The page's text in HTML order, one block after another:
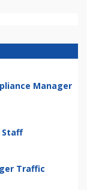
Manager
Staff
Traffic